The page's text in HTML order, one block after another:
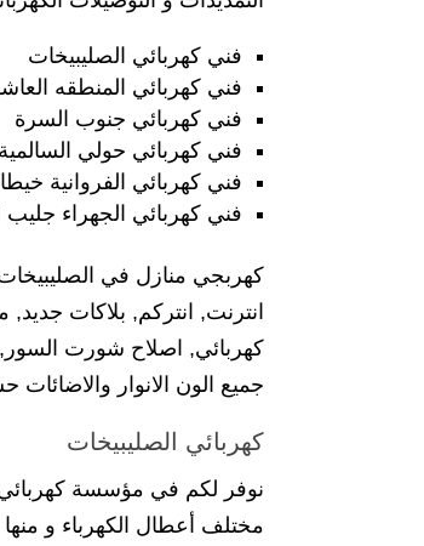
فني كهربائي الصليبيخات
فني كهربائي المنطقه
فني كهربائي جنوب السرة
فني كهربائي حولي السالمية
فني كهربائي الفروانية
فني كهربائي الجهراء جليب
كهربجي منازل في
انترنت, انتركم, بلاكات
كهربائي, اصلاح شورت السور,
جميع الون الانوار
كهربائي الصليبيخات
نوفر لكم في مؤسسة كهربائي
مختلف أعطال الكهرباء و منها